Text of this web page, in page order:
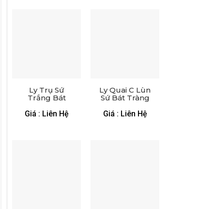
Ly Trụ Sứ
Trắng Bát
Ánh Kim – LS
Giá : Liên Hệ
Ly Quai C Lùn
Sứ Bát Tràng
Giá : Liên Hệ